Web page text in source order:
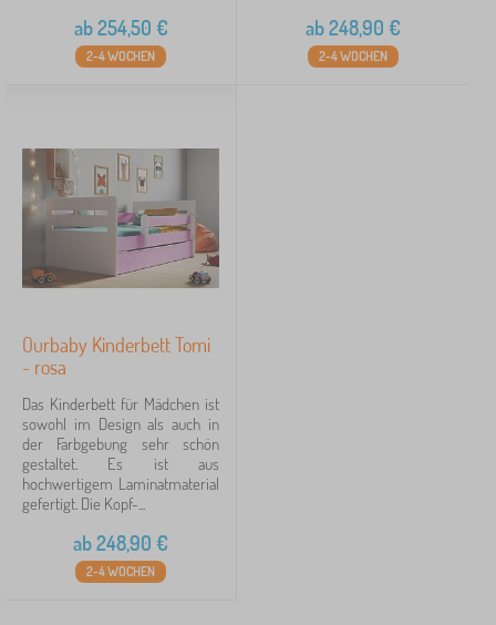
ab254,50 €
2-4 WOCHEN
ab248,90 €
2-4 WOCHEN
Ourbaby Kinderbett Tomi
- rosa
Das Kinderbett für Mädchen ist
sowohl im Design als auch in
der Farbgebung sehr schön
gestaltet. Es ist aus
hochwertigem Laminatmaterial
gefertigt. Die Kopf-...
ab248,90 €
2-4 WOCHEN